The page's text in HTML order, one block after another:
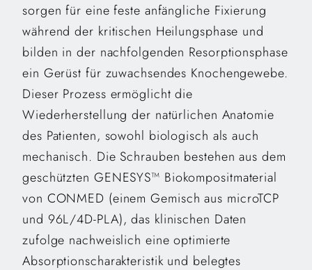
sorgen für eine feste anfängliche Fixierung
während der kritischen Heilungsphase und
bilden in der nachfolgenden Resorptionsphase
ein Gerüst für zuwachsendes Knochengewebe.
Dieser Prozess ermöglicht die
Wiederherstellung der natürlichen Anatomie
des Patienten, sowohl biologisch als auch
mechanisch. Die Schrauben bestehen aus dem
geschützten GENESYS™ Biokompositmaterial
von CONMED (einem Gemisch aus microTCP
und 96L/4D-PLA), das klinischen Daten
zufolge nachweislich eine optimierte
Absorptionscharakteristik und belegtes